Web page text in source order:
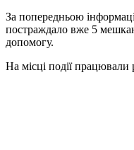
За попередньою
постраждало вже 5
допомогу.
На місці події працювали